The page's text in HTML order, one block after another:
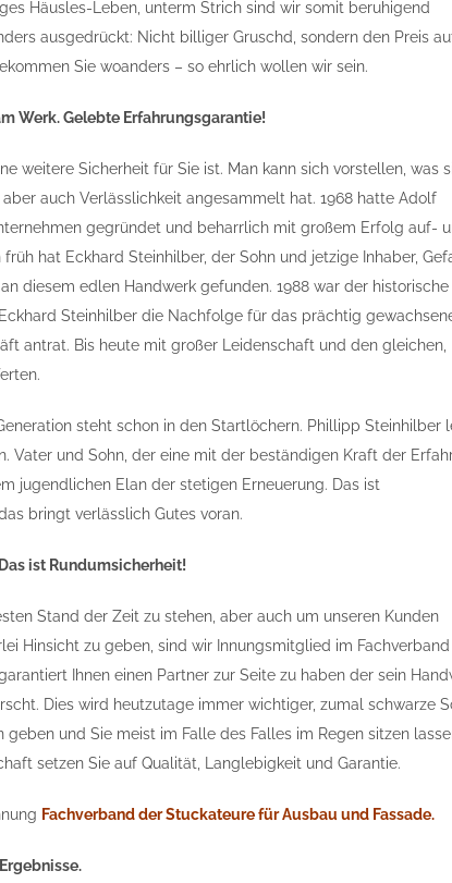
Häusles-Leben, unterm Strich sind wir somit beruhigend
ausgedrückt: Nicht billiger Gruschd, sondern den Preis
Sie woanders – so ehrlich wollen wir sein.
Werk. Gelebte Erfahrungsgarantie!
weitere Sicherheit für Sie ist. Man kann sich vorstellen, was
aber auch Verlässlichkeit angesammelt hat. 1968 hatte Adolf
gegründet und beharrlich mit großem Erfolg auf-
hat Eckhard Steinhilber, der Sohn und jetzige Inhaber,
diesem edlen Handwerk gefunden. 1988 war der historische
Steinhilber die Nachfolge für das prächtig
antrat. Bis heute mit großer Leidenschaft und den gleichen,
steht schon in den Startlöchern. Phillipp Steinhilber
Vater und Sohn, der eine mit der beständigen Kraft der
jugendlichen Elan der stetigen Erneuerung. Das ist
bringt verlässlich Gutes voran.
ist Rundumsicherheit!
Stand der Zeit zu stehen, aber auch um unseren Kunden
Hinsicht zu geben, sind wir Innungsmitglied im
Ihnen einen Partner zur Seite zu haben der sein
Dies wird heutzutage immer wichtiger, zumal schwarze
geben und Sie meist im Falle des Falles im Regen sitzen
setzen Sie auf Qualität, Langlebigkeit und Garantie.
Fachverband der Stuckateure für Ausbau und Fassade.